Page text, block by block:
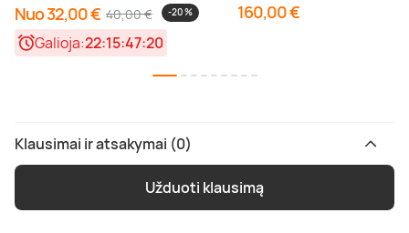
Nuo 32,00 € 40,00 € -20 %
Galioja:22:15:47:20
160,00 €
Klausimai ir atsakymai (0)
Užduoti klausimą